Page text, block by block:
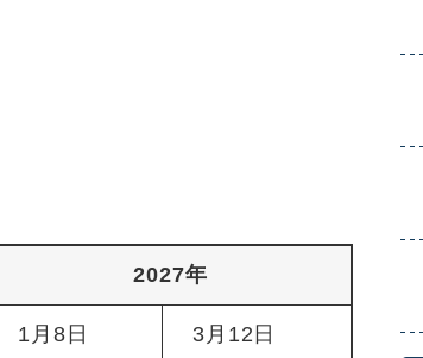
2027年
1月8日
3月12日